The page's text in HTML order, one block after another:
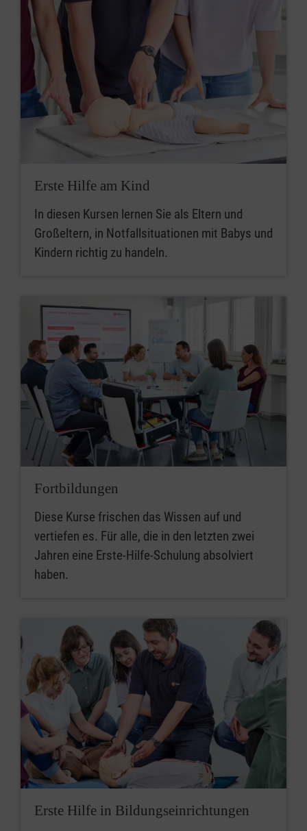
Erste Hilfe am Kind
In diesen Kursen lernen Sie als Eltern und
Großeltern, in Notfallsituationen mit Babys und
Kindern richtig zu handeln.
Fortbildungen
Diese Kurse frischen das Wissen auf und
vertiefen es. Für alle, die in den letzten zwei
Jahren eine Erste-Hilfe-Schulung absolviert
haben.
Erste Hilfe in Bildungseinrichtungen